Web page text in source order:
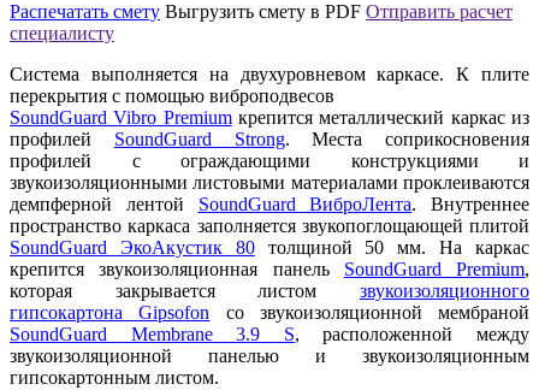
Распечатать смету Выгрузить смету в PDF Отправить расчет
специалисту
Система выполняется на двухуровневом каркасе. К плите
перекрытия с помощью виброподвесов
SoundGuard Vibro Premiumкрепится металлический каркас из
профилей SoundGuard Strong. Места соприкосновения
профилей с ограждающими конструкциями и
звукоизоляционными листовыми материалами проклеиваются
демпферной лентой SoundGuard ВиброЛента. Внутреннее
пространство каркаса заполняется звукопоглощающей плитой
SoundGuard ЭкоАкустик 80толщиной 50 мм. На каркас
крепится звукоизоляционная панель SoundGuard Premium,
которая закрывается листом звукоизоляционного
гипсокартона Gipsofon со звукоизоляционной мембраной
SoundGuard Membrane 3.9 S, расположенной между
звукоизоляционной панелью и звукоизоляционным
гипсокартонным листом.